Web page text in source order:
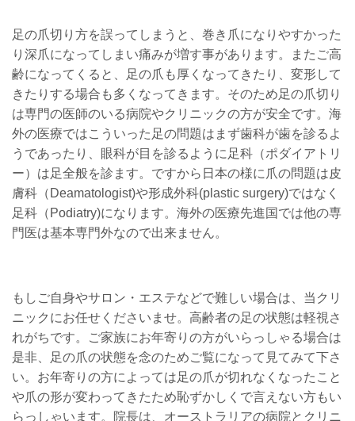
足の爪切り方を誤ってしまうと、巻き爪になりやすかった
り深爪になってしまい痛みが増す事があります。またご高
齢になってくると、足の爪も厚くなってきたり、変形して
きたりする場合も多くなってきます。そのため足の爪切り
は専門の医師のいる病院やクリニックの方が安全です。海
外の医療ではこういった足の問題はまず歯科が歯を診るよ
うであったり、眼科が目を診るように足科（ポダイアトリ
ー）は足全般を診ます。ですから日本の様に爪の問題は皮
膚科（Deamatologist)や形成外科(plastic surgery)ではなく
足科（Podiatry)になります。海外の医療先進国では他の専
門医は基本専門外なので出来ません。
もしご自身やサロン・エステなどで難しい場合は、当クリ
ニックにお任せくださいませ。高齢者の足の状態は軽視さ
れがちです。ご家族にお年寄りの方がいらっしゃる場合は
是非、足の爪の状態を念のためご覧になって見てみて下さ
い。お年寄りの方によっては足の爪が切れなくなったこと
や爪の形が変わってきたため恥ずかしくで言えない方もい
らっしゃいます。院長は、オーストラリアの病院とクリニ